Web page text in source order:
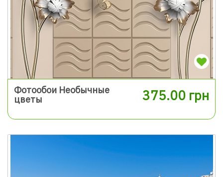
Фотообои Необычные
цветы
375.00 грн